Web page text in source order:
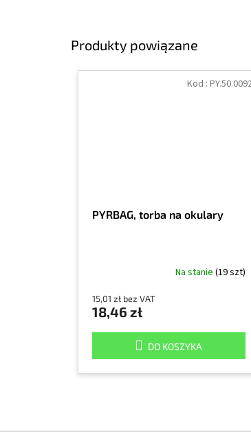
Produkty powiązane
PYRBAG, torba na okulary
Na stanie (19 szt)
15,01 zł bez VAT
18,46 zł
DO KOSZYKA
Kod :